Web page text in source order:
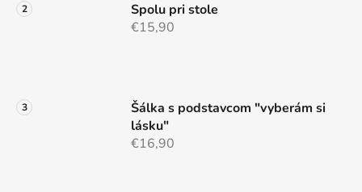
Spolu pri stole
€15,90
Šálka s podstavcom "vyberám si
lásku"
€16,90